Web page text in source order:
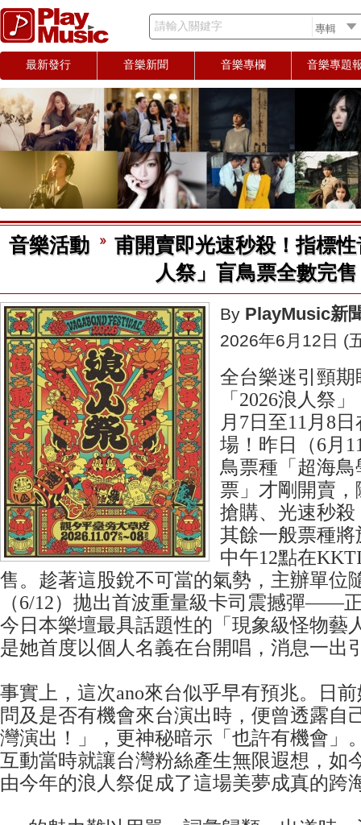
請輸入關鍵字
最新發行 音樂新聞 音樂專欄 音樂專題
音樂活動
甫開賣即光速秒殺！指標
人祭」盲鳥票全數完售
By PlayMusic新
2026年6月12日 (
全台樂迷引頸
「2026浪人祭
月7日至11月8
場！昨日（6月
鳥票種「超海
票」才剛開賣
搶購、光速秒
其餘一般票種將
中午12點在
售。趁著這股銳不可當的氣勢，主辦單位
（6/12）拋出首波重量級卡司震撼彈——
今日本樂壇最具話題性的「現象級怪物藝
是她首度以個人名義在台開唱，消息一出
事實上，這次ano來台似乎早有預兆。日
問及是否有機會來台演出時，便曾透露自
灣演出！」，更神秘暗示「也許有機會」
互動當時就讓台灣粉絲產生無限遐想，如
由今年的浪人祭促成了這場美夢成真的跨